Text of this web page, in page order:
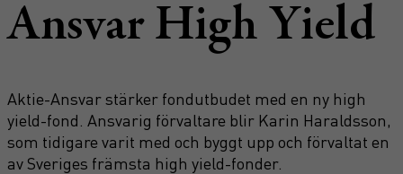
Ansvar High Yield
Aktie-Ansvar stärker fondutbudet med en ny high
yield-fond. Ansvarig förvaltare blir Karin Haraldsson,
som tidigare varit med och byggt upp och förvaltat en
av Sveriges främsta high yield-fonder.